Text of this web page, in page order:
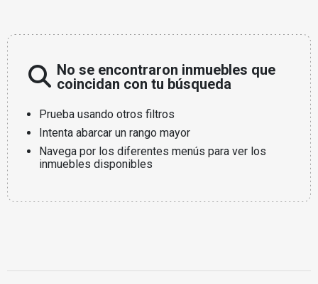
No se encontraron inmuebles que
coincidan con tu búsqueda
Prueba usando otros filtros
Intenta abarcar un rango mayor
Navega por los diferentes menús para ver los
inmuebles disponibles